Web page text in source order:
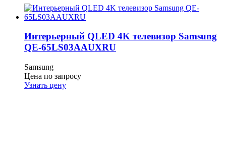
Интерьерный QLED 4K телевизор Samsung
QE-65LS03AAUXRU
Samsung
Цена по запросу
Узнать цену